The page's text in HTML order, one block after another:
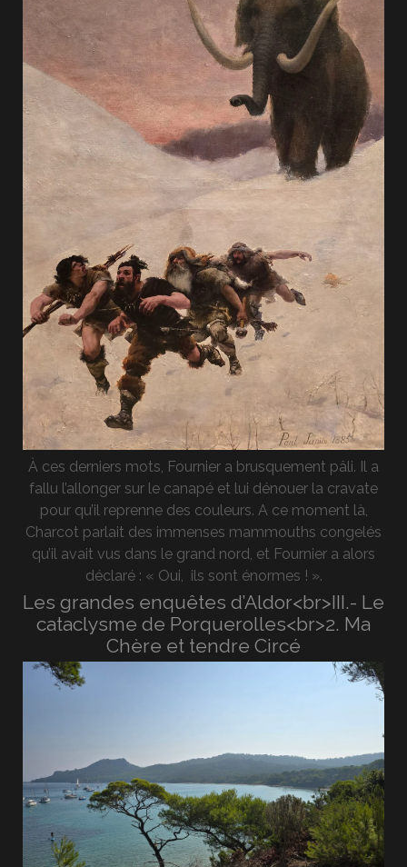
À ces derniers mots, Fournier a brusquement pâli. Il a
fallu l’allonger sur le canapé et lui dénouer la cravate
pour qu’il reprenne des couleurs. A ce moment là,
Charcot parlait des immenses mammouths congelés
qu’il avait vus dans le grand nord, et Fournier a alors
déclaré : « Oui, ils sont énormes ! ».
Les grandes enquêtes d’Aldor<br>III.- Le
cataclysme de Porquerolles<br>2. Ma
Chère et tendre Circé